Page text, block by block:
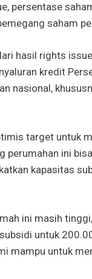
persentase
saham
hasil rights
kredit
nasional,
target untuk
perumahan ini
kapasitas
ini masih
untuk
mampu untuk